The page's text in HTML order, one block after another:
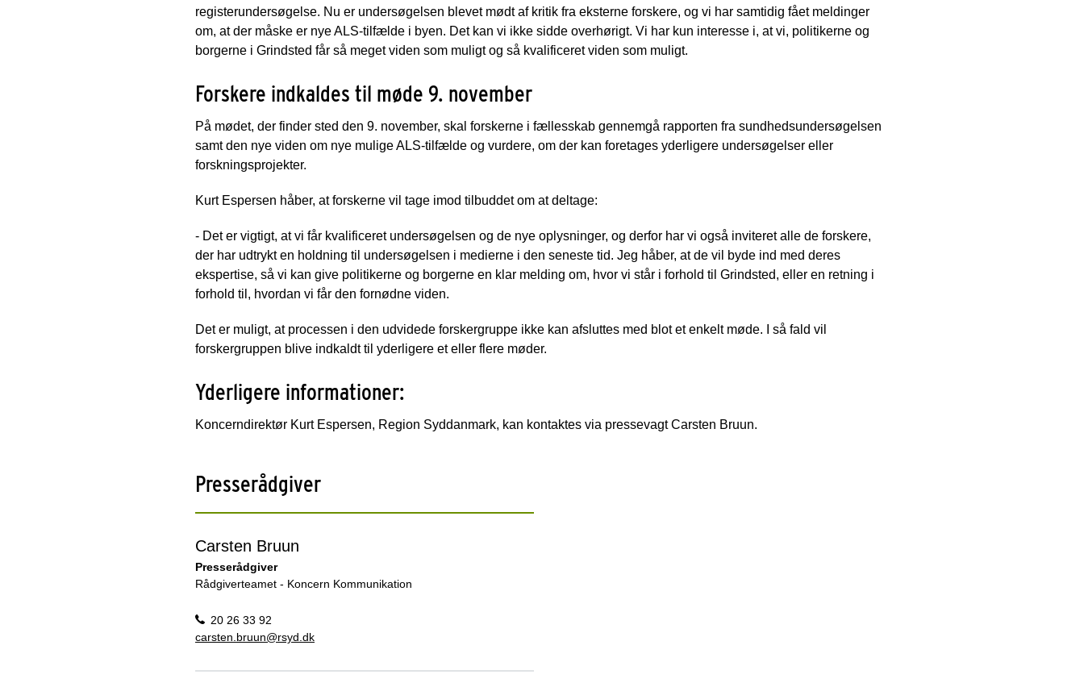
registerundersøgelse. Nu er undersøgelsen blevet mødt af kritik fra eksterne forskere, og vi har samtidig fået meldinger
om, at der måske er nye ALS-tilfælde i byen. Det kan vi ikke sidde overhørigt. Vi har kun interesse i, at vi, politikerne og
borgerne i Grindsted får så meget viden som muligt og så kvalificeret viden som muligt.
Forskere indkaldes til møde 9. november
På mødet, der finder sted den 9. november, skal forskerne i fællesskab gennemgå rapporten fra sundhedsundersøgelsen
samt den nye viden om nye mulige ALS-tilfælde og vurdere, om der kan foretages yderligere undersøgelser eller
forskningsprojekter.
Kurt Espersen håber, at forskerne vil tage imod tilbuddet om at deltage:
- Det er vigtigt, at vi får kvalificeret undersøgelsen og de nye oplysninger, og derfor har vi også inviteret alle de forskere,
der har udtrykt en holdning til undersøgelsen i medierne i den seneste tid. Jeg håber, at de vil byde ind med deres
ekspertise, så vi kan give politikerne og borgerne en klar melding om, hvor vi står i forhold til Grindsted, eller en retning i
forhold til, hvordan vi får den fornødne viden.
Det er muligt, at processen i den udvidede forskergruppe ikke kan afsluttes med blot et enkelt møde. I så fald vil
forskergruppen blive indkaldt til yderligere et eller flere møder.
Yderligere informationer:
Koncerndirektør Kurt Espersen, Region Syddanmark, kan kontaktes via pressevagt Carsten Bruun.
Presserådgiver
Carsten Bruun
Presserådgiver
Rådgiverteamet - Koncern Kommunikation
20 26 33 92
carsten.bruun@rsyd.dk